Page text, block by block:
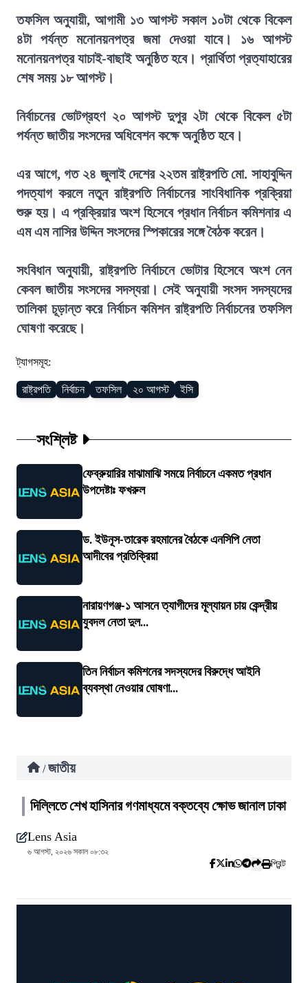
তফসিল অনুযায়ী, আগামী ১৩ আগস্ট সকাল ১০টা থেকে বিকেল
৪টা পর্যন্ত মনোনয়নপত্র জমা দেওয়া যাবে। ১৬ আগস্ট
মনোনয়নপত্র যাচাই-বাছাই অনুষ্ঠিত হবে। প্রার্থিতা প্রত্যাহারের
শেষ সময় ১৮ আগস্ট।
নির্বাচনের ভোটগ্রহণ ২০ আগস্ট দুপুর ২টা থেকে বিকেল ৫টা
পর্যন্ত জাতীয় সংসদের অধিবেশন কক্ষে অনুষ্ঠিত হবে।
এর আগে, গত ২৪ জুলাই দেশের ২২তম রাষ্ট্রপতি মো. সাহাবুদ্দিন
পদত্যাগ করলে নতুন রাষ্ট্রপতি নির্বাচনের সাংবিধানিক প্রক্রিয়া
শুরু হয়। এ প্রক্রিয়ার অংশ হিসেবে প্রধান নির্বাচন কমিশনার এ
এম এম নাসির উদ্দিন সংসদের স্পিকারের সঙ্গে বৈঠক করেন।
সংবিধান অনুযায়ী, রাষ্ট্রপতি নির্বাচনে ভোটার হিসেবে অংশ নেন
কেবল জাতীয় সংসদের সদস্যরা। সেই অনুযায়ী সংসদ সদস্যদের
তালিকা চূড়ান্ত করে নির্বাচন কমিশন রাষ্ট্রপতি নির্বাচনের তফসিল
ঘোষণা করেছে।
ট্যাগসমূহ:
রাষ্ট্রপতি নির্বাচন তফসিল ২০ আগস্ট ইসি
সংশ্লিষ্ট
ফেব্রুয়ারির মাঝামাঝি সময়ে নির্বাচনে একমত প্রধান
উপদেষ্টাঃ ফখরুল
ড. ইউনূস-তারেক রহমানের বৈঠকে এনসিপি নেতা
আদীবের প্রতিক্রিয়া
নারায়ণগঞ্জ-১ আসনে ত্যাগীদের মূল্যায়ন চায় কেন্দ্রীয়
যুবদল নেতা দুল...
তিন নির্বাচন কমিশনের সদস্যদের বিরুদ্ধে আইনি
ব্যবস্থা নেওয়ার ঘোষণা...
/ জাতীয়
দিল্লিতে শেখ হাসিনার গণমাধ্যমে বক্তব্যে ক্ষোভ জানাল ঢাকা
Lens Asia
৬ আগস্ট, ২০২৬ সকাল ০৮:৩২
প্রিন্ট